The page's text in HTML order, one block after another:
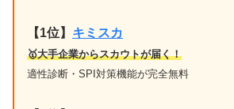
【1位】 キミスカ
🥇大手企業からスカウトが届く！
適性診断・SPI対策機能が完全無料